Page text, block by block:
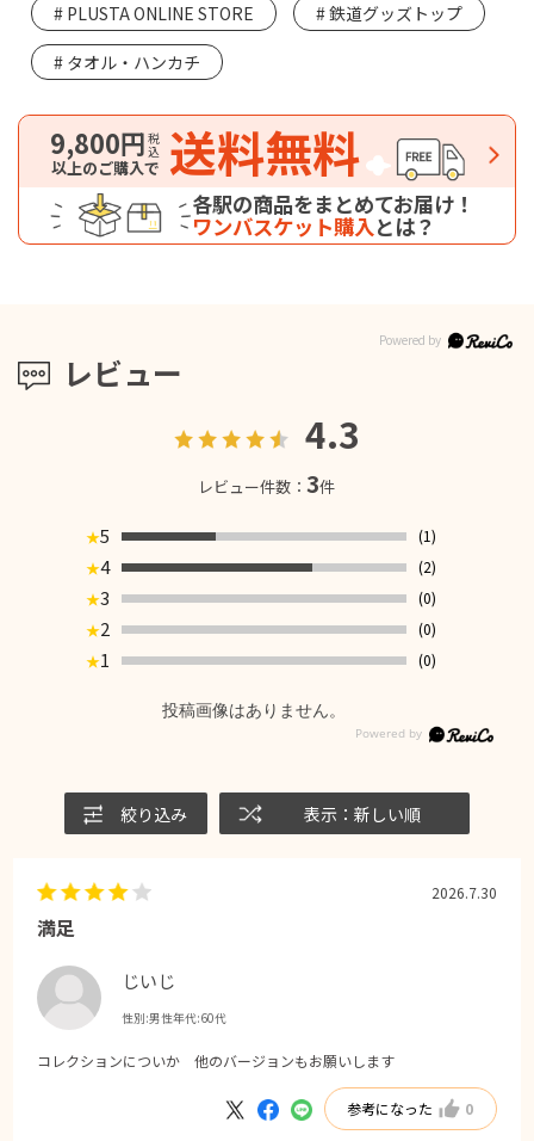
レビュー
4.3
レビュー件数：3件
★5
(1)
★4
(2)
★3
(0)
★2
(0)
★1 (0)
投稿画像はありません。
絞り込み 表示：新しい順
満足
じいじ
性別:男性年代:60代
2026.7.30
コレクションについか 他のバージョンもお願いします
参考になった 0
PLUSTA ONLINE STORE 鉄道グッズトップ
タオル・ハンカチ
9,800円税込
以上のご購入で 送料無料
各駅の商品をまとめてお届け！
ワンバスケット購入とは？